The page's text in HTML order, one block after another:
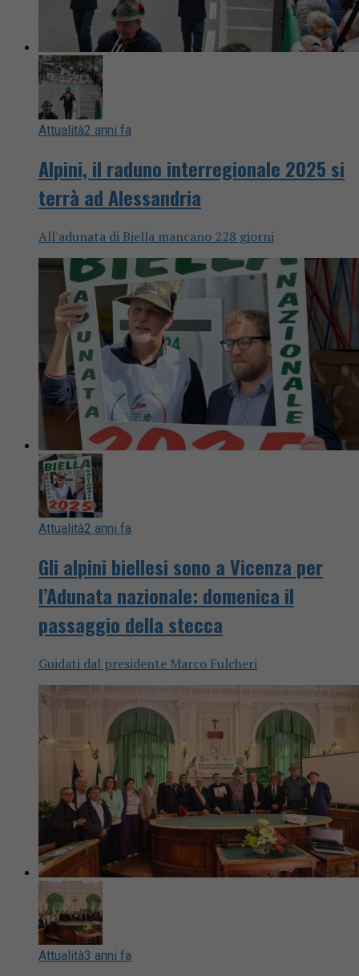
Attualità2 anni fa
Alpini, il raduno interregionale 2025 si
terrà ad Alessandria
All'adunata di Biella mancano 228 giorni
Attualità2 anni fa
Gli alpini biellesi sono a Vicenza per
l’Adunata nazionale: domenica il
passaggio della stecca
Guidati dal presidente Marco Fulcheri
Attualità3 anni fa